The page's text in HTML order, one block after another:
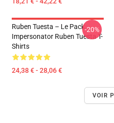
Ruben Tuesta – Le Pack
Impersonator Ruben Tuesta T-
Shirts
24,38 € - 28,06 €
-20%
VOIR